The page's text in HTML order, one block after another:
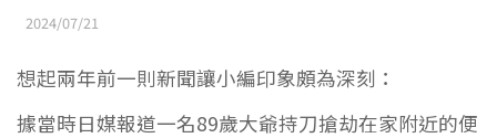
2024/07/21
想起兩年前一則新聞讓小編印象頗為深刻：
據當時日媒報道一名89歲大爺持刀搶劫在家附近的便